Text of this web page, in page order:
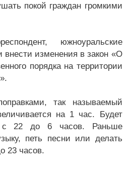
покой граждан громкими
южноуральские
внести изменения в закон «О
порядка на территории
так называемый
на 1 час. Будет
с 22 до 6 часов. Раньше
петь песни или делать
23 часов.